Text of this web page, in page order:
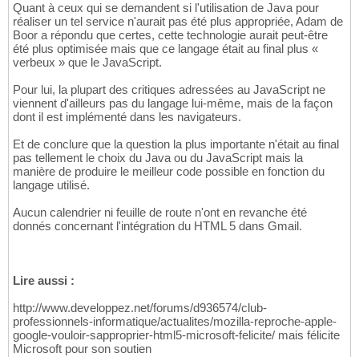
Quant à ceux qui se demandent si l'utilisation de Java pour
réaliser un tel service n'aurait pas été plus appropriée, Adam de
Boor a répondu que certes, cette technologie aurait peut-être
été plus optimisée mais que ce langage était au final plus «
verbeux » que le JavaScript.
Pour lui, la plupart des critiques adressées au JavaScript ne
viennent d'ailleurs pas du langage lui-même, mais de la façon
dont il est implémenté dans les navigateurs.
Et de conclure que la question la plus importante n'était au final
pas tellement le choix du Java ou du JavaScript mais la
manière de produire le meilleur code possible en fonction du
langage utilisé.
Aucun calendrier ni feuille de route n'ont en revanche été
donnés concernant l'intégration du HTML 5 dans Gmail.
Lire aussi :
http://www.developpez.net/forums/d936574/club-
professionnels-informatique/actualites/mozilla-reproche-apple-
google-vouloir-sapproprier-html5-microsoft-felicite/ mais félicite
Microsoft pour son soutien